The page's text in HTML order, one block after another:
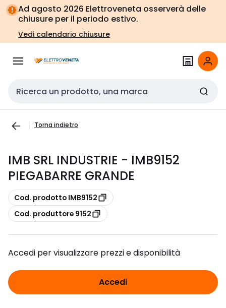
Vai alla
navigazione
Vai
alla
pagina
Ad agosto 2026 Elettroveneta osserverà delle
chiusure per il periodo estivo.
Vedi calendario chiusure
Cerca input
Torna indietro
IMB SRL INDUSTRIE - IMB9152
PIEGABARRE GRANDE
copia
Cod. prodotto IMB9152
copia
Cod. produttore 9152
Accedi per visualizzare prezzi e disponibilità
Accedi